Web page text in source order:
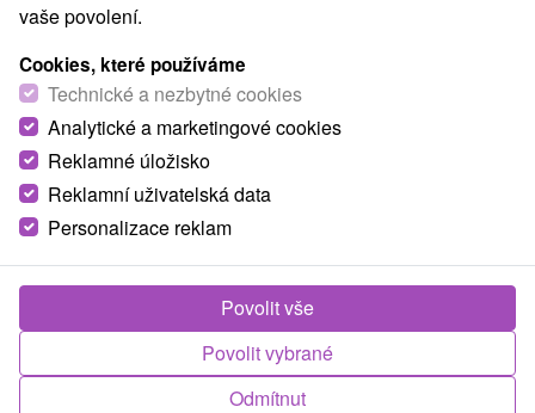
od
Romantický únik od všedních dnů – Prosecco,
wellness, polopenze
Village resort Hanuliak★★★★Belá
Od 1 Noci
Polopenze
Překvapte nebo přijďte oslavit vaše výročí do
Village resort Hanuliak. Připraveno pro Vás budou i
láhev Prosecca a sladký domácí dezert.
vaše povolení.
Cookies, které používáme
Technické a nezbytné cookies
Analytické a marketingové cookies
Reklamné úložisko
Reklamní uživatelská data
Personalizace reklam
Odmítnut
Povolit vybrané
Povolit vše